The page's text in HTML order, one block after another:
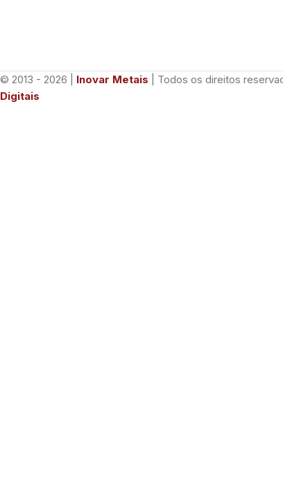
© 2013 - 2026 | Inovar Metais | Todos os direitos
Digitais